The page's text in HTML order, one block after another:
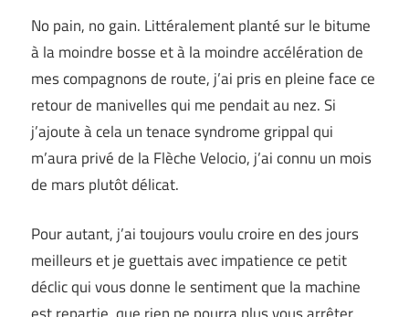
No pain, no gain. Littéralement planté sur le bitume
à la moindre bosse et à la moindre accélération de
mes compagnons de route, j’ai pris en pleine face ce
retour de manivelles qui me pendait au nez. Si
j’ajoute à cela un tenace syndrome grippal qui
m’aura privé de la Flèche Velocio, j’ai connu un mois
de mars plutôt délicat.
Pour autant, j’ai toujours voulu croire en des jours
meilleurs et je guettais avec impatience ce petit
déclic qui vous donne le sentiment que la machine